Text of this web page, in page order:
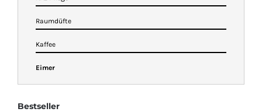
Raumdüfte
Kaffee
Eimer
Bestseller